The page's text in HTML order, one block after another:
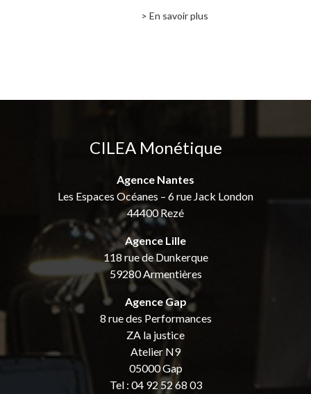
> En savoir plus
CILEA Monétique
Agence Nantes
Les Espaces Océanes – 6 rue Jack London
44400 Rezé
Agence Lille
118 rue de Dunkerque
59280 Armentières
Agence Gap
8 rue des Performances
ZA la justice
Atelier N9
05000 Gap
Tel : 04 92 52 68 03